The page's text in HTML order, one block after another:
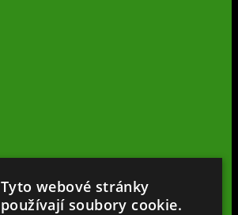
Tyto webové stránky
používají soubory cookie.